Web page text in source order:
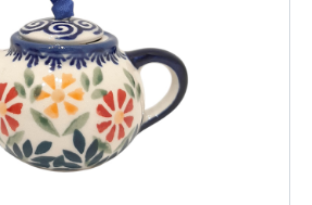
Новинки
680-44-95 /
680-92-00